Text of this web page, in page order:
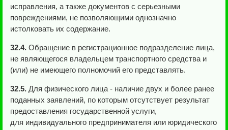
исправления, а также документов с серьезными
повреждениями, не позволяющими однозначно
истолковать их содержание.
32.4. Обращение в регистрационное подразделение лица,
не являющегося владельцем транспортного средства и
(или) не имеющего полномочий его представлять.
32.5. Для физического лица - наличие двух и более ранее
поданных заявлений, по которым отсутствует результат
предоставления государственной услуги,
для индивидуального предпринимателя или юридического